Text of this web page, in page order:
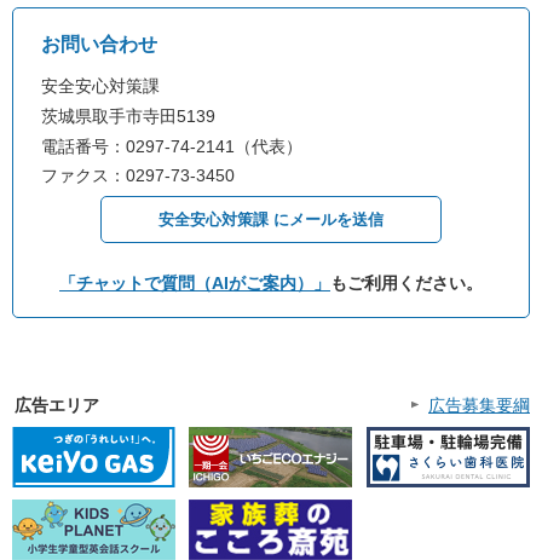
お問い合わせ
安全安心対策課
茨城県取手市寺田5139
電話番号：0297-74-2141（代表）
ファクス：0297-73-3450
安全安心対策課 にメールを送信
「チャットで質問（AIがご案内）」 もご利用ください。
広告エリア 広告募集要綱